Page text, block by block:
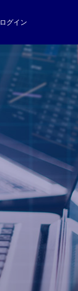
ログイン